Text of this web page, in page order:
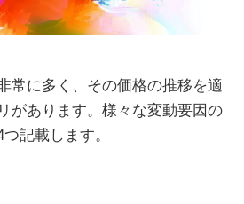
常に多く、その価格の推移を適
があります。様々な変動要因の
記載します。